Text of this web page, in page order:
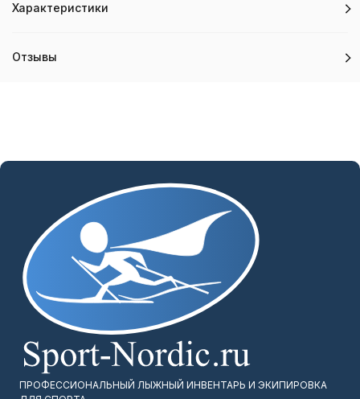
Характеристики
Отзывы
ПРОФЕССИОНАЛЬНЫЙ ЛЫЖНЫЙ ИНВЕНТАРЬ И ЭКИПИРОВКА